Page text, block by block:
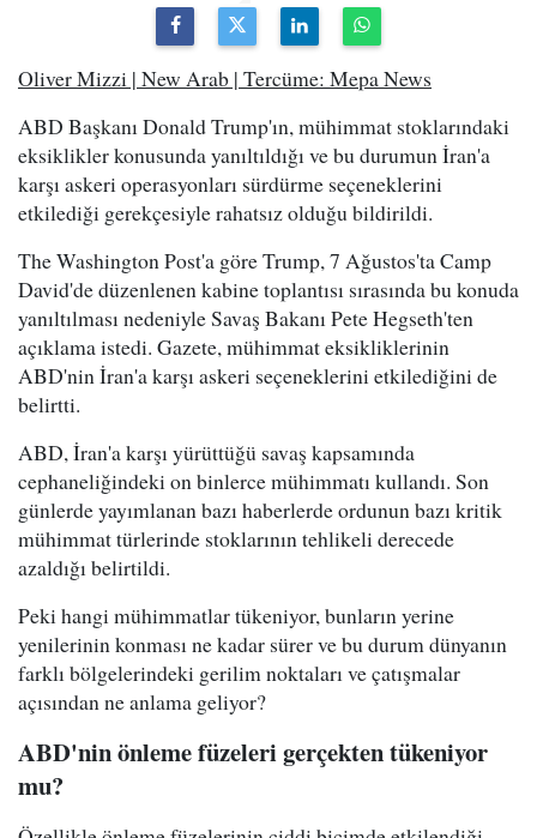
Oliver Mizzi | New Arab | Tercüme: Mepa News
ABD Başkanı Donald Trump'ın, mühimmat stoklarındaki
eksiklikler konusunda yanıltıldığı ve bu durumun İran'a
karşı askeri operasyonları sürdürme seçeneklerini
etkilediği gerekçesiyle rahatsız olduğu bildirildi.
The Washington Post'a göre Trump, 7 Ağustos'ta Camp
David'de düzenlenen kabine toplantısı sırasında bu konuda
yanıltılması nedeniyle Savaş Bakanı Pete Hegseth'ten
açıklama istedi. Gazete, mühimmat eksikliklerinin
ABD'nin İran'a karşı askeri seçeneklerini etkilediğini de
belirtti.
ABD, İran'a karşı yürüttüğü savaş kapsamında
cephaneliğindeki on binlerce mühimmatı kullandı. Son
günlerde yayımlanan bazı haberlerde ordunun bazı kritik
mühimmat türlerinde stoklarının tehlikeli derecede
azaldığı belirtildi.
Peki hangi mühimmatlar tükeniyor, bunların yerine
yenilerinin konması ne kadar sürer ve bu durum dünyanın
farklı bölgelerindeki gerilim noktaları ve çatışmalar
açısından ne anlama geliyor?
ABD'nin önleme füzeleri gerçekten tükeniyor
mu?